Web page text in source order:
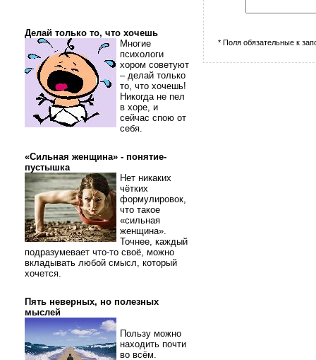
Делай только то, что хочешь
Многие
психологи
хором советуют
– делай только
то, что хочешь!
Никогда не пел
в хоре, и
сейчас спою от
себя.
«Сильная женщина» - понятие-
пустышка
Нет никаких
чётких
формулировок,
что такое
«сильная
женщина».
Точнее, каждый
подразумевает что-то своё, можно
вкладывать любой смысл, который
хочется.
Пять неверных, но полезных
мыслей
Пользу можно
находить почти
во всём.
* Поля обязательные к